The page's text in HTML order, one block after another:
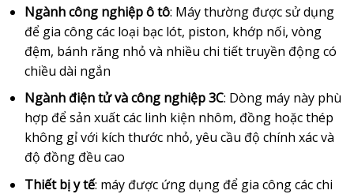
Ngành công nghiệp ô tô: Máy thường được sử dụng
để gia công các loại bạc lót, piston, khớp nối, vòng
đệm, bánh răng nhỏ và nhiều chi tiết truyền động có
chiều dài ngắn
Ngành điện tử và công nghiệp 3C: Dòng máy này phù
hợp để sản xuất các linh kiện nhôm, đồng hoặc thép
không gỉ với kích thước nhỏ, yêu cầu độ chính xác và
độ đồng đều cao
Thiết bị y tế: máy được ứng dụng để gia công các chi